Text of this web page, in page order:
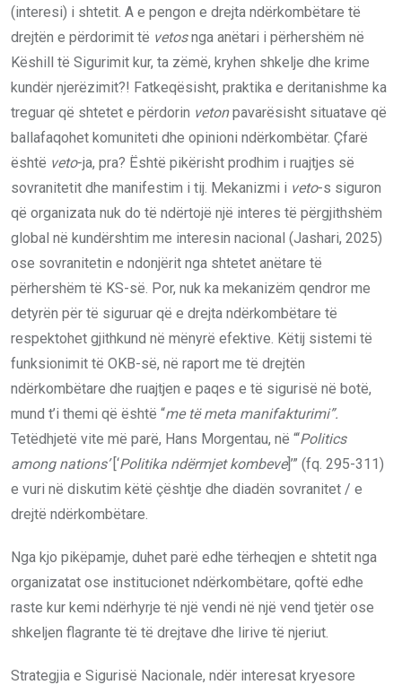
(interesi) i shtetit. A e pengon e drejta ndërkombëtare të
drejtën e përdorimit të vetosnga anëtari i përhershëm në
Këshill të Sigurimit kur, ta zëmë, kryhen shkelje dhe krime
kundër njerëzimit?! Fatkeqësisht, praktika e deritanishme ka
treguar që shtetet e përdorin vetonpavarësisht situatave që
ballafaqohet komuniteti dhe opinioni ndërkombëtar. Çfarë
është veto-ja, pra? Është pikërisht prodhim i ruajtjes së
sovranitetit dhe manifestim i tij. Mekanizmi i veto-s siguron
që organizata nuk do të ndërtojë një interes të përgjithshëm
global në kundërshtim me interesin nacional (Jashari, 2025)
ose sovranitetin e ndonjërit nga shtetet anëtare të
përhershëm të KS-së. Por, nuk ka mekanizëm qendror me
detyrën për të siguruar që e drejta ndërkombëtare të
respektohet gjithkund në mënyrë efektive. Këtij sistemi të
funksionimit të OKB-së, në raport me të drejtën
ndërkombëtare dhe ruajtjen e paqes e të sigurisë në botë,
mund t’i themi që është “me të meta manifakturimi”.
Tetëdhjetë vite më parë, Hans Morgentau, në “‘Politics
among nations’[‘Politika ndërmjet kombeve]’” (fq. 295-311)
e vuri në diskutim këtë çështje dhe diadën sovranitet / e
drejtë ndërkombëtare.
Nga kjo pikëpamje, duhet parë edhe tërheqjen e shtetit nga
organizatat ose institucionet ndërkombëtare, qoftë edhe
raste kur kemi ndërhyrje të një vendi në një vend tjetër ose
shkeljen flagrante të të drejtave dhe lirive të njeriut.
Strategjia e Sigurisë Nacionale, ndër interesat kryesore